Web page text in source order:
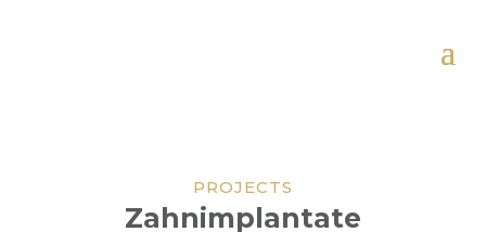
PROJECTS
Zahnimplantate